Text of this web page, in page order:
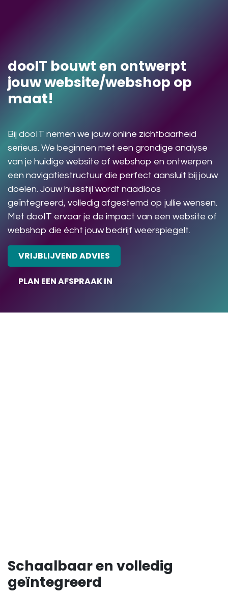
dooIT bouwt en ontwerpt
jouw website/webshop op
maat!
Bij dooIT nemen we jouw online zichtbaarheid
serieus. We beginnen met een grondige analyse
van je huidige website of webshop en ontwerpen
een navigatiestructuur die perfect aansluit bij jouw
doelen. Jouw huisstijl wordt naadloos
geïntegreerd, volledig afgestemd op jullie wensen.
Met dooIT ervaar je de impact van een website of
webshop die écht jouw bedrijf weerspiegelt.
VRIJBLIJVEND ADVIES
PLAN EEN AFSPRAAK IN
Schaalbaar en volledig
geïntegreerd